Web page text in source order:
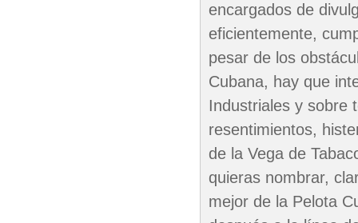
encargados de
eficientemente,
pesar de los
Cubana, hay que
Industriales y sobre
resentimientos,
de la Vega de
quieras nombrar,
mejor de la Pelota